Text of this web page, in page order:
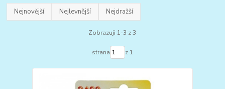
Nejnovější Nejlevnější Nejdražší
Zobrazuji 1-3 z 3
strana z 1